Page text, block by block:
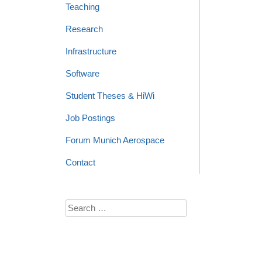
Teaching
Research
Infrastructure
Software
Student Theses & HiWi
Job Postings
Forum Munich Aerospace
Contact
Search
for: